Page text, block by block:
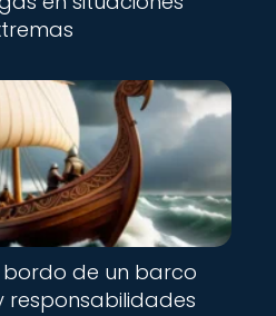
de un barco
responsabilidades